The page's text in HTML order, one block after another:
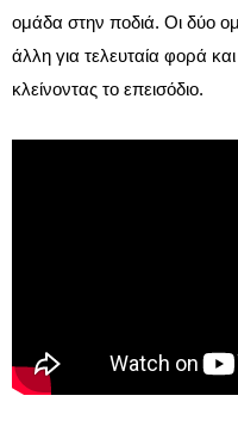
ομάδα στην ποδιά. Οι δύο
άλλη για τελευταία φορά
κλείνοντας το επεισόδιο.